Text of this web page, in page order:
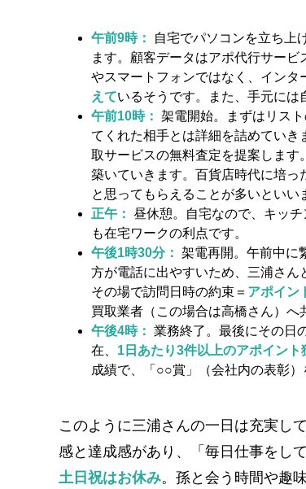
午前9時：
自宅でパソコンを立ち上
ます。顧客データはアポ代行サー
やスマートフォンではなく、イン
えているそうです​。また、手元には
午前10時： 架電開始。まずはリス
てくれた相手とは詳細を詰めてい
取サービスの無料査定を提案しま
築いていきます。百貨店時代に培っ
と思ってもらえることが多いといい
正午： 昼休憩。自宅なので、キッ
も在宅ワークの利点です。
午後1時30分： 架電再開。午前中に
方が電話に出やすいため、三浦さん
その場で訪問日時の約束＝ アポイン
買取業者（この場合は高橋さん）へ
午後4時： 業務終了。最後にその日
在、 1日あたり3件以上のアポイント
成績で、「○○賞」（会社内の表彰）
このように三浦さんの一日は充実し
感と達成感があり、「毎日仕事をし
土日祝はお休み。孫と会う時間や趣